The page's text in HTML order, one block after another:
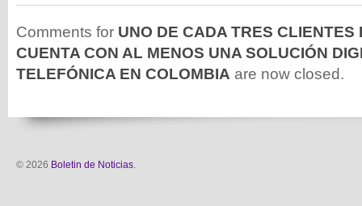
Comments for UNO DE CADA TRES
CUENTA CON AL MENOS UNA SOLUCIÓN
TELEFÓNICA EN COLOMBIA are now closed.
© 2026 Boletin de Noticias.